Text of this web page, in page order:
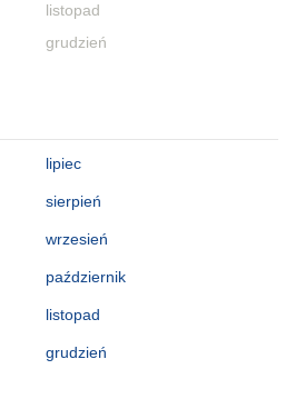
listopad
grudzień
lipiec
sierpień
wrzesień
październik
listopad
grudzień